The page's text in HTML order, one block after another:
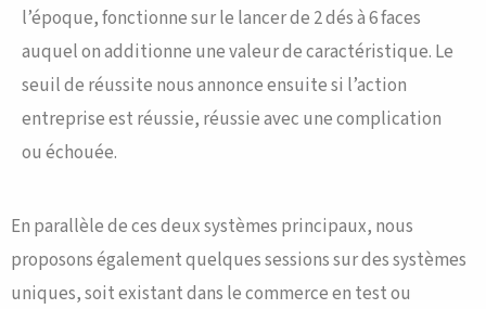
l’époque, fonctionne sur le lancer de 2 dés à 6 faces
auquel on additionne une valeur de caractéristique. Le
seuil de réussite nous annonce ensuite si l’action
entreprise est réussie, réussie avec une complication
ou échouée.
En parallèle de ces deux systèmes principaux, nous
proposons également quelques sessions sur des systèmes
uniques, soit existant dans le commerce en test ou